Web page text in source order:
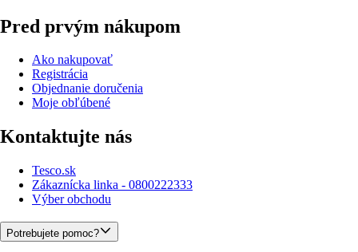
Pred prvým nákupom
Ako nakupovať
Registrácia
Objednanie doručenia
Moje obľúbené
Kontaktujte nás
Tesco.sk
Zákaznícka linka - 0800222333
Výber obchodu
Potrebujete pomoc?